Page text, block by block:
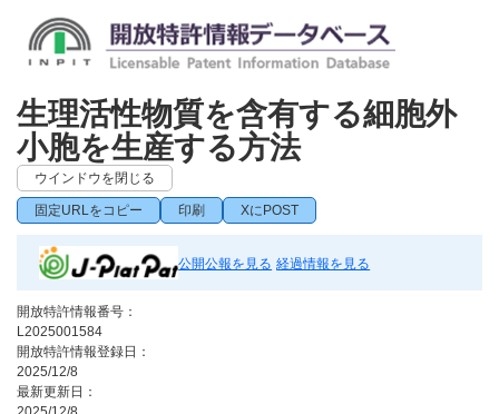
生理活性物質を含有する細胞外
小胞を生産する方法
ウインドウを閉じる
固定URLをコピー 印刷 XにPOST
公開公報を見る 経過情報を見る
開放特許情報番号：
L2025001584
開放特許情報登録日：
2025/12/8
最新更新日：